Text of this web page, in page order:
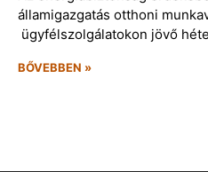
államigazgatás otthoni
ügyfélszolgálatokon jövő
BŐVEBBEN »